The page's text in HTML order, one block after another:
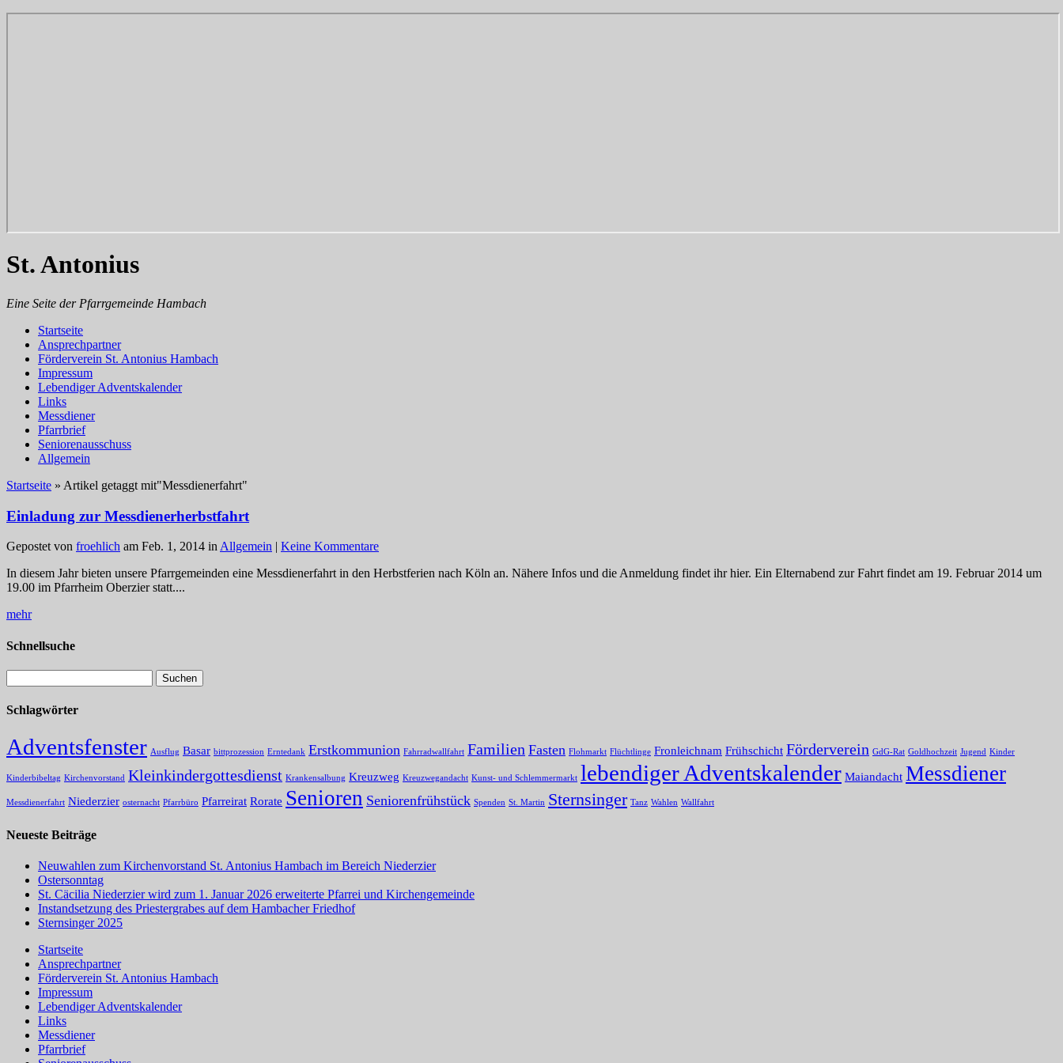
St. Antonius
Eine Seite der Pfarrgemeinde Hambach
Startseite
Ansprechpartner
Förderverein St. Antonius Hambach
Impressum
Lebendiger Adventskalender
Links
Messdiener
Pfarrbrief
Seniorenausschuss
Allgemein
Startseite » Artikel getaggt mit"Messdienerfahrt"
Einladung zur Messdienerherbstfahrt
Gepostet von froehlich am Feb. 1, 2014 in Allgemein | Keine Kommentare
In diesem Jahr bieten unsere Pfarrgemeinden eine Messdienerfahrt in den Herbstferien nach Köln an. Nähere Infos und die Anmeldung findet ihr hier. Ein Elternabend zur Fahrt findet am 19. Februar 2014 um
19.00 im Pfarrheim Oberzier statt....
mehr
Schnellsuche
Schlagwörter
Adventsfenster Ausflug Basar bittprozession Erntedank Erstkommunion Fahrradwallfahrt Familien Fasten Flohmarkt Flüchtlinge Fronleichnam Frühschicht Förderverein GdG-Rat Goldhochzeit Jugend Kinder
Kinderbibeltag Kirchenvorstand Kleinkindergottesdienst Krankensalbung Kreuzweg Kreuzwegandacht Kunst- und Schlemmermarkt lebendiger Adventskalender Maiandacht Messdiener
Messdienerfahrt Niederzier osternacht Pfarrbüro Pfarreirat Rorate Senioren Seniorenfrühstück Spenden St. Martin Sternsinger Tanz Wahlen Wallfahrt
Neueste Beiträge
Neuwahlen zum Kirchenvorstand St. Antonius Hambach im Bereich Niederzier
Ostersonntag
St. Cäcilia Niederzier wird zum 1. Januar 2026 erweiterte Pfarrei und Kirchengemeinde
Instandsetzung des Priestergrabes auf dem Hambacher Friedhof
Sternsinger 2025
Startseite
Ansprechpartner
Förderverein St. Antonius Hambach
Impressum
Lebendiger Adventskalender
Links
Messdiener
Pfarrbrief